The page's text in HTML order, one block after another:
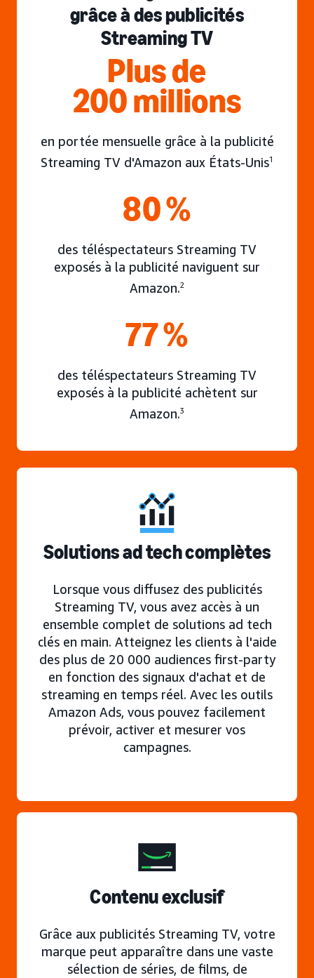
grâce à des publicités
Streaming TV
Plus de
200 millions
en portée mensuelle grâce à la publicité
Streaming TV d'Amazon aux États-Unis1
80 %
des téléspectateurs Streaming TV
exposés à la publicité naviguent sur
Amazon.2
77 %
des téléspectateurs Streaming TV
exposés à la publicité achètent sur
Amazon.3
Solutions ad tech complètes
Lorsque vous diffusez des publicités
Streaming TV, vous avez accès à un
ensemble complet de solutions ad tech
clés en main. Atteignez les clients à l'aide
des plus de 20 000 audiences first-party
en fonction des signaux d'achat et de
streaming en temps réel. Avec les outils
Amazon Ads, vous pouvez facilement
prévoir, activer et mesurer vos
campagnes.
Contenu exclusif
Grâce aux publicités Streaming TV, votre
marque peut apparaître dans une vaste
sélection de séries, de films, de